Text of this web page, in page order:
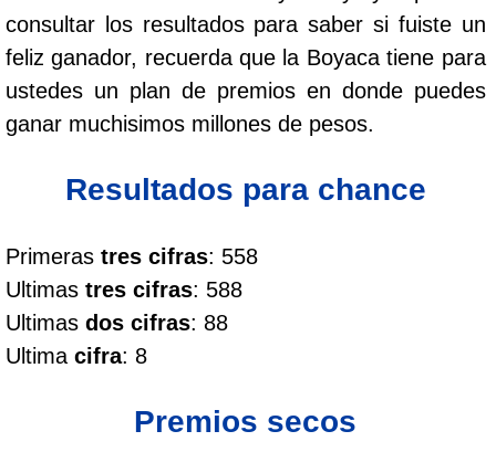
Cafeterito Tarde
Cafeterito Noche
Caribeña Día
Caribeña Noche
Chontico Día
consultar los resultados para saber si fuiste un
feliz ganador, recuerda que la Boyaca tiene para
ustedes un plan de premios en donde puedes
ganar muchisimos millones de pesos.
Resultados para chance
Primeras tres cifras: 558
Ultimas tres cifras: 588
Ultimas dos cifras: 88
Ultima cifra: 8
Premios secos